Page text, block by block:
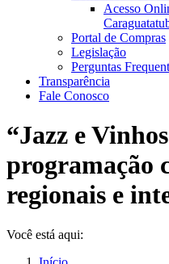
Acesso
Portal de Compras
Legislação
Perguntas
Transparência
Fale Conosco
“Jazz e
programação
regionais e
Você está aqui: